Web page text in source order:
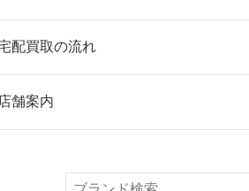
配買取の流れ
お申込み
または梱包材不要の「集荷申込
舗案内